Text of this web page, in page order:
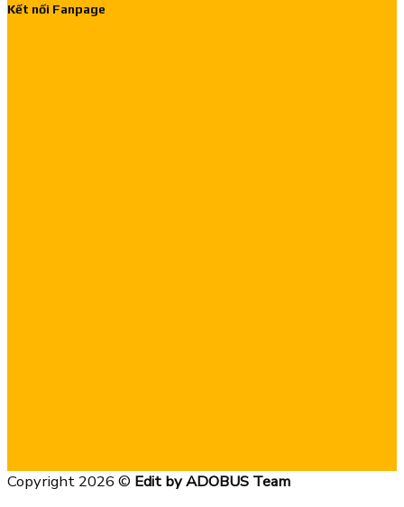
Kết nối Fanpage
Copyright 2026 © Edit by ADOBUS Team